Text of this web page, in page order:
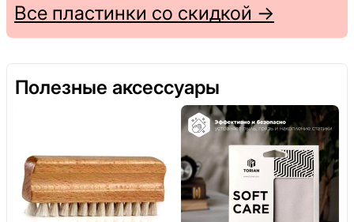
Все пластинки со скидкой →
Полезные аксессуары